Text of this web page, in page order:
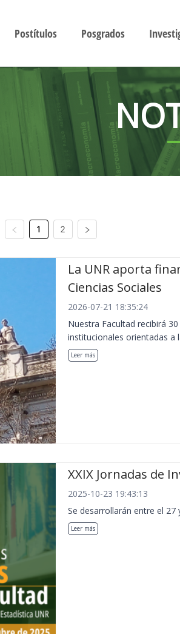
Postítulos Posgrados
1 2
La UNR aporta
Ciencias Sociales
2026-07-21 18:35:24
Nuestra Facultad recibirá
institucionales orientadas a
Leer más
XXIX Jornadas de
2025-10-23 19:43:13
Se desarrollarán entre el 27
Leer más